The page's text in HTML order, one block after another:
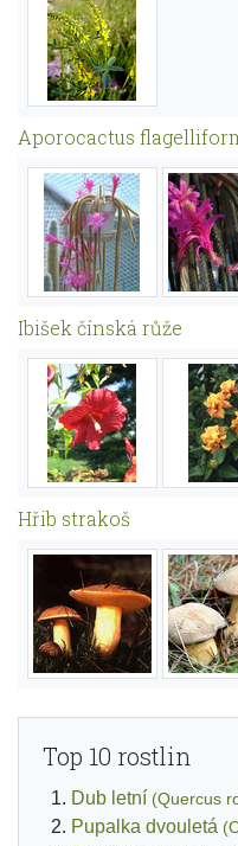
Aporocactus
Ibišek čínská růže
Hřib strakoš
Top 10 rostlin
Dub letní (Quercus
Pupalka dvouletá